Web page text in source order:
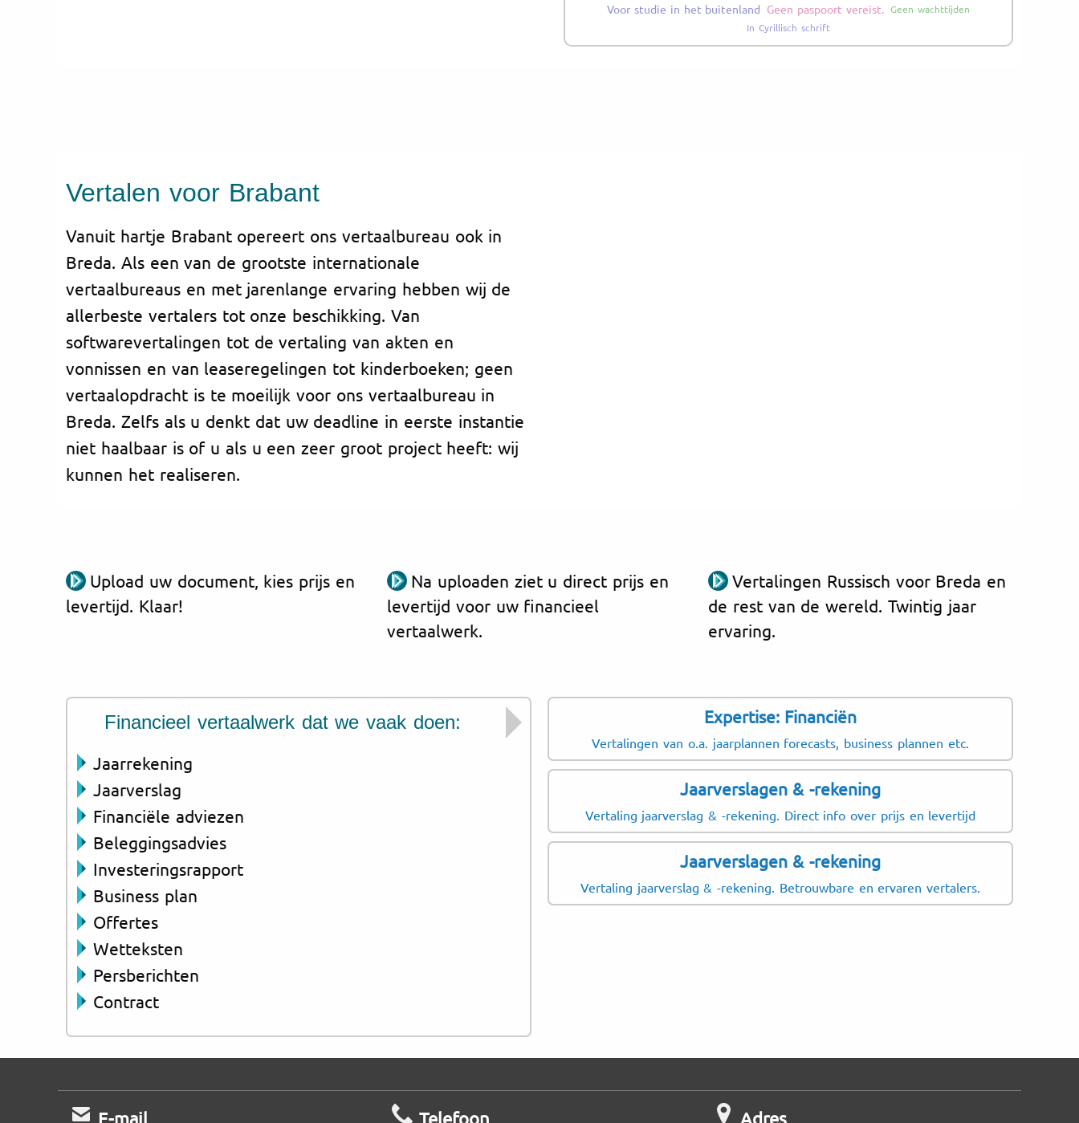
Voor studie in het buitenland Geen paspoort vereist. Geen wachttijden
In Cyrillisch schrift
Vertalen voor Brabant
Vanuit hartje Brabant opereert ons vertaalbureau ook in
Breda. Als een van de grootste internationale
vertaalbureaus en met jarenlange ervaring hebben wij de
allerbeste vertalers tot onze beschikking. Van
softwarevertalingen tot de vertaling van akten en
vonnissen en van leaseregelingen tot kinderboeken; geen
vertaalopdracht is te moeilijk voor ons vertaalbureau in
Breda. Zelfs als u denkt dat uw deadline in eerste instantie
niet haalbaar is of u als u een zeer groot project heeft: wij
kunnen het realiseren.
Upload uw document, kies prijs en
levertijd. Klaar!
Na uploaden ziet u direct prijs en
levertijd voor uw financieel
vertaalwerk.
Vertalingen Russisch voor Breda en
de rest van de wereld. Twintig jaar
ervaring.
Financieel vertaalwerk dat we vaak doen:
Jaarrekening
Jaarverslag
Financiële adviezen
Beleggingsadvies
Investeringsrapport
Business plan
Offertes
Wetteksten
Persberichten
Contract
We zijn er natuurlijk óók voor:
Etten-Leur
Oosterhout
Zevenbergen
Zwartenberg
Expertise: Financiën
Vertalingen van o.a. jaarplannen forecasts, business plannen etc.
Jaarverslagen & -rekening
Vertaling jaarverslag & -rekening. Direct info over prijs en levertijd
Jaarverslagen & -rekening
Vertaling jaarverslag & -rekening. Betrouwbare en ervaren vertalers.
E-mail Telefoon Adres